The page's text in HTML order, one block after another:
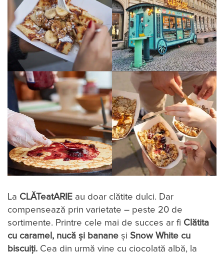
La CLĂTeatARIE au doar clătite dulci. Dar
compensează prin varietate – peste 20 de
sortimente. Printre cele mai de succes ar fi Clătita
cu caramel, nucă și banane și Snow White cu
biscuiți. Cea din urmă vine cu ciocolată albă, la